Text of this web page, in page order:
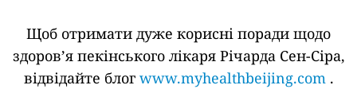
Щоб отримати дуже корисні поради щодо
здоров’я пекінського лікаря Річарда Сен-Сіра,
відвідайте блог www.myhealthbeijing.com.